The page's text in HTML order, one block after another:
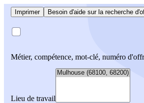
Imprimer Besoin d'aide sur la recherche
Métier, compétence, mot-clé, numéro
Lieu de travail